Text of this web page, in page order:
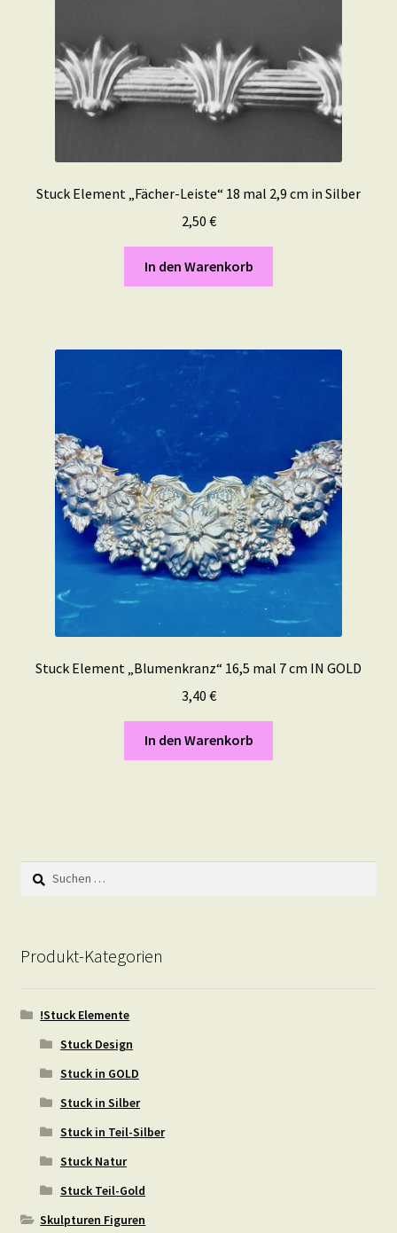
Stuck Element „Fächer-Leiste“ 18 mal 2,9 cm in Silber
2,50 €
In den Warenkorb
Stuck Element „Blumenkranz“ 16,5 mal 7 cm IN GOLD
3,40 €
In den Warenkorb
Suchen
nach:
Produkt-Kategorien
!Stuck Elemente
Stuck Design
Stuck in GOLD
Stuck in Silber
Stuck in Teil-Silber
Stuck Natur
Stuck Teil-Gold
Skulpturen Figuren